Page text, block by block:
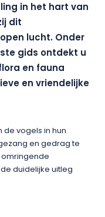
in het hart van
dit
lucht. Onder
gids ontdekt u
en fauna
en vriendelijke
vogels in hun
en gedrag te
duidelijke uitleg
soorten en